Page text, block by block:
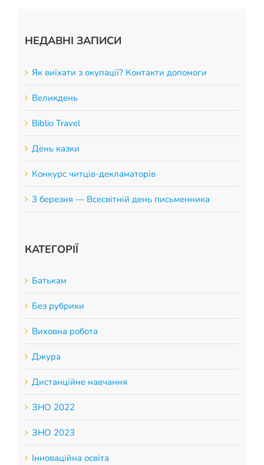
НЕДАВНІ ЗАПИСИ
Як виїхати з окупації? Контакти допомоги
Великдень
Biblio Travel
День казки
Конкурс читців-декламаторів
3 березня — Всесвітній день письменника
КАТЕГОРІЇ
Батькам
Без рубрики
Виховна робота
Джура
Дистанційне навчання
ЗНО 2022
ЗНО 2023
Інноваційна освіта